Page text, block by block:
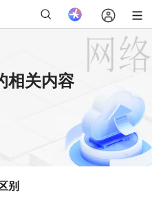
相关内容
别